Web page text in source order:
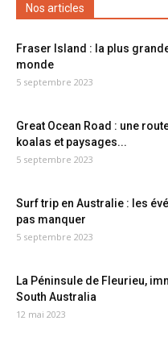
Nos articles
Fraser Island : la plus
monde
5 septembre 2023
Great Ocean Road : une
koalas et paysages...
5 septembre 2023
Surf trip en Australie : les
pas manquer
5 septembre 2023
La Péninsule de Fleurieu,
South Australia
12 mai 2023